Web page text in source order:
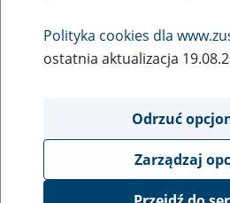
Rodzaj wydarzenia
Szkolenia
Obszar merytoryczny
Płatnicy, ubezpieczeni,
Opis wydarzenia
Polityka cookies dla
ostatnia aktualizacja
Odrzuć
Zarządzaj